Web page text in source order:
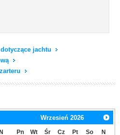
jachtu
N
Wrzesień 2026
Pn Wt Śr Cz Pt So N